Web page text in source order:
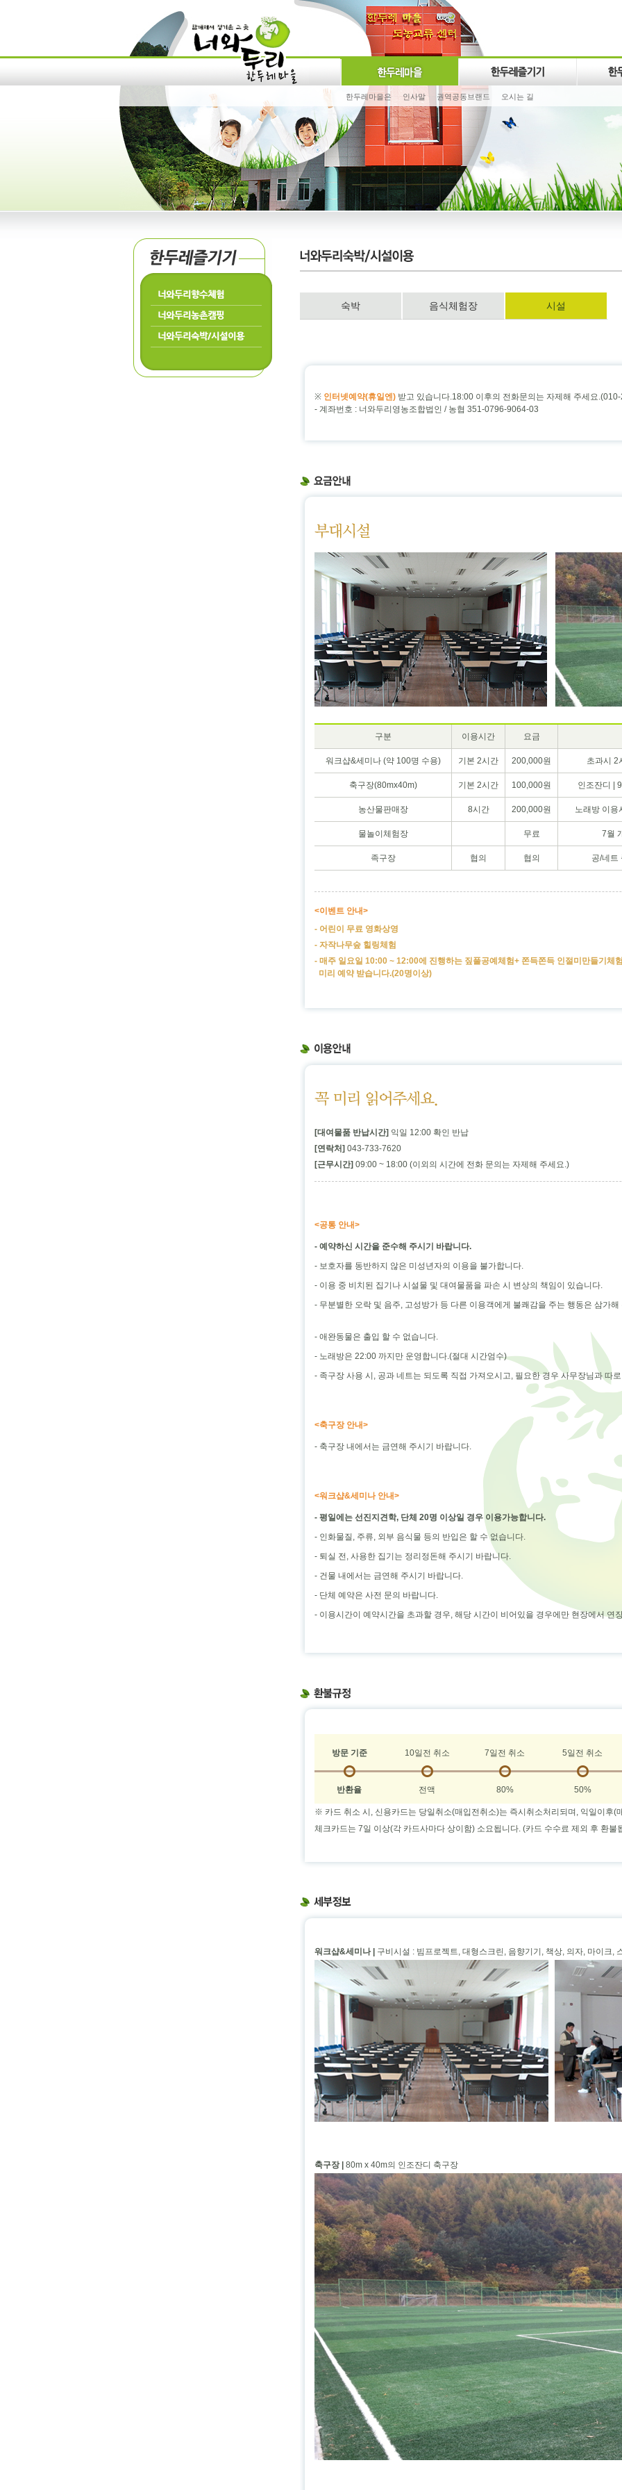
한두레마을은 인사말 권역공동브랜드 오시는 길
너와두리향수체험
너와두리농촌캠핑
너와두리숙박/시설이용
숙박 음식체험장 시설
※ 인터넷예약(휴일엔) 받고 있습니다.18:00 이후의 전화문의는 자제해 주세요
- 계좌번호 : 너와두리영농조합법인 / 농협 351-0796-9064-03
구분 이용시간 요금
워크샵&세미나 (약 100명 수용) 기본 2시간 200,000원 초과시 2
축구장(80mx40m) 기본 2시간 100,000원 인조잔디 |
농산물판매장 8시간 200,000원 노래방 이용
물놀이체험장 무료 7월
족구장 협의 협의 공/네트
<이벤트 안내>
- 어린이 무료 영화상영
- 자작나무숲 힐링체험
- 매주 일요일 10:00 ~ 12:00에 진행하는 짚풀공예체험+ 쫀득쫀득 인절미만들기체
미리 예약 받습니다.(20명이상)
[대여물품 반납시간] 익일 12:00 확인 반납
[연락처] 043-733-7620
[근무시간] 09:00 ~ 18:00 (이외의 시간에 전화 문의는 자제해 주세요.)
<공통 안내>
- 예약하신 시간을 준수해 주시기 바랍니다.
- 보호자를 동반하지 않은 미성년자의 이용을 불가합니다.
- 이용 중 비치된 집기나 시설물 및 대여물품을 파손 시 변상의 책임이 있습니다.
- 무분별한 오락 및 음주, 고성방가 등 다른 이용객에게 불쾌감을 주는 행동은 삼가
- 애완동물은 출입 할 수 없습니다.
- 노래방은 22:00 까지만 운영합니다.(절대 시간엄수)
- 족구장 사용 시, 공과 네트는 되도록 직접 가져오시고, 필요한 경우 사무장님과 따
<축구장 안내>
- 축구장 내에서는 금연해 주시기 바랍니다.
<워크샵&세미나 안내>
- 평일에는 선진지견학, 단체 20명 이상일 경우 이용가능합니다.
- 인화물질, 주류, 외부 음식물 등의 반입은 할 수 없습니다.
- 퇴실 전, 사용한 집기는 정리정돈해 주시기 바랍니다.
- 건물 내에서는 금연해 주시기 바랍니다.
- 단체 예약은 사전 문의 바랍니다.
- 이용시간이 예약시간을 초과할 경우, 해당 시간이 비어있을 경우에만 현장에서 연
방문 기준
반환율
10일전 취소
전액
7일전 취소
80%
5일전 취소
50%
※ 카드 취소 시, 신용카드는 당일취소(매입전취소)는 즉시취소처리되며, 익일이후(
체크카드는 7일 이상(각 카드사마다 상이함) 소요됩니다. (카드 수수료 제외 후 환불
워크샵&세미나 | 구비시설 : 빔프로젝트, 대형스크린, 음향기기, 책상, 의자, 마이크,
축구장 | 80m x 40m의 인조잔디 축구장